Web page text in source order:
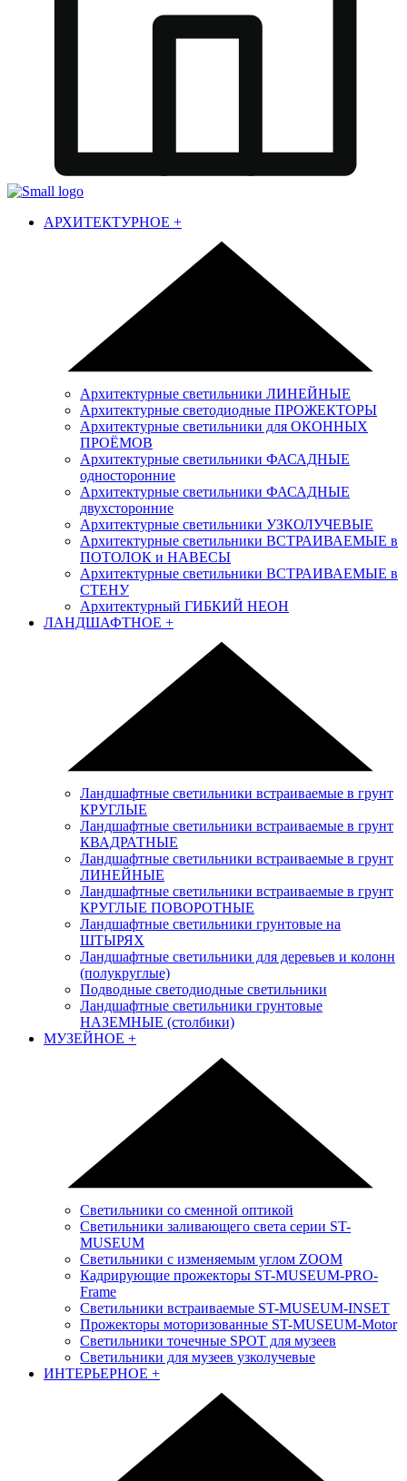
АРХИТЕКТУРНОЕ +
Архитектурные светильники ЛИНЕЙНЫЕ
Архитектурные светодиодные ПРОЖЕКТОРЫ
Архитектурные светильники для ОКОННЫХ
ПРОЁМОВ
Архитектурные светильники ФАСАДНЫЕ
односторонние
Архитектурные светильники ФАСАДНЫЕ
двухсторонние
Архитектурные светильники УЗКОЛУЧЕВЫЕ
Архитектурные светильники ВСТРАИВАЕМЫЕ в
ПОТОЛОК и НАВЕСЫ
Архитектурные светильники ВСТРАИВАЕМЫЕ в
СТЕНУ
Архитектурный ГИБКИЙ НЕОН
ЛАНДШАФТНОЕ +
Ландшафтные светильники встраиваемые в грунт
КРУГЛЫЕ
Ландшафтные светильники встраиваемые в грунт
КВАДРАТНЫЕ
Ландшафтные светильники встраиваемые в грунт
ЛИНЕЙНЫЕ
Ландшафтные светильники встраиваемые в грунт
КРУГЛЫЕ ПОВОРОТНЫЕ
Ландшафтные светильники грунтовые на
ШТЫРЯХ
Ландшафтные светильники для деревьев и колонн
(полукруглые)
Подводные светодиодные светильники
Ландшафтные светильники грунтовые
НАЗЕМНЫЕ (столбики)
МУЗЕЙНОЕ +
Светильники со сменной оптикой
Светильники заливающего света серии ST-
MUSEUM
Светильники с изменяемым углом ZOOM
Кадрирующие прожекторы ST-MUSEUM-PRO-
Frame
Светильники встраиваемые ST-MUSEUM-INSET
Прожекторы моторизованные ST-MUSEUM-Motor
Светильники точечные SPOT для музеев
Светильники для музеев узколучевые
ИНТЕРЬЕРНОЕ +